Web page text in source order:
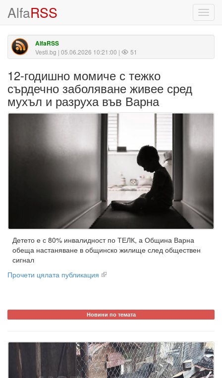
AlfaRSS
AlfaRSS
Vesti.bg | 05.06.2026 10:21:00 | 51
12-годишно момиче с тежко
сърдечно заболяване живее сред
мухъл и разруха във Варна
Детето е с 80% инвалидност по ТЕЛК, а Община Варна
обеща настаняване в общинско жилище след обществен
сигнал
Прочети цялата публикация
Новини по темата